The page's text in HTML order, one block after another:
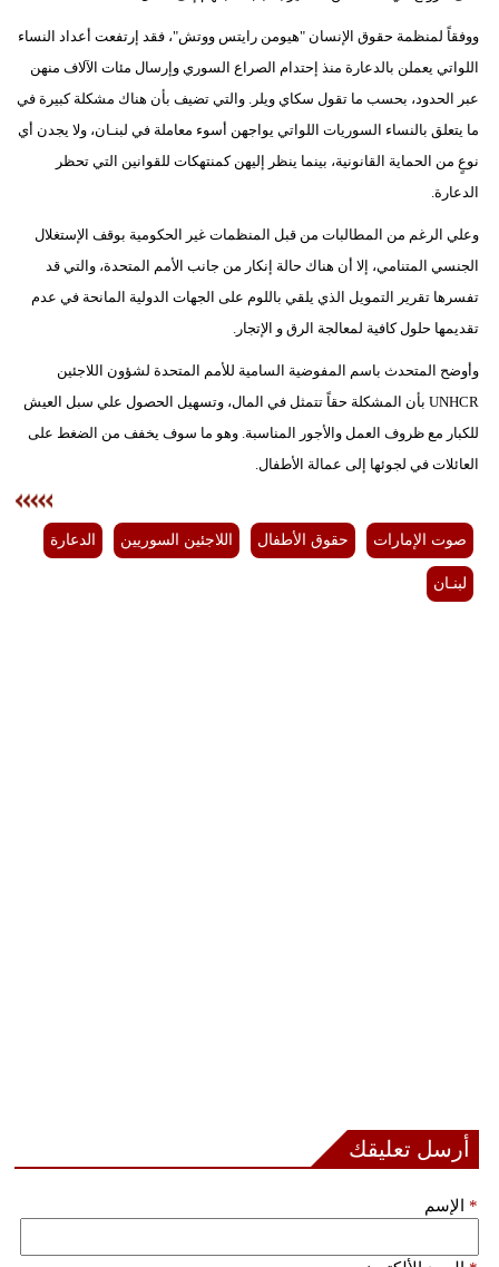
ووفقاً لمنظمة حقوق الإنسان "هيومن رايتس ووتش"، فقد إرتفعت أعداد النساء
اللواتي يعملن بالدعارة منذ إحتدام الصراع السوري وإرسال مئات الآلاف منهن
عبر الحدود، بحسب ما تقول سكاي ويلر. والتي تضيف بأن هناك مشكلة كبيرة في
ما يتعلق بالنساء السوريات اللواتي يواجهن أسوء معاملة في لبنـان، ولا يجدن أي
نوعٍ من الحماية القانونية، بينما ينظر إليهن كمنتهكات للقوانين التي تحظر
الدعارة.
وعلي الرغم من المطالبات من قبل المنظمات غير الحكومية بوقف الإستغلال
الجنسي المتنامي، إلا أن هناك حالة إنكار من جانب الأمم المتحدة، والتي قد
تفسرها تقرير التمويل الذي يلقي باللوم على الجهات الدولية المانحة في عدم
تقديمها حلول كافية لمعالجة الرق و الإتجار.
وأوضح المتحدث باسم المفوضية السامية للأمم المتحدة لشؤون اللاجئين
UNHCR بأن المشكلة حقاً تتمثل في المال، وتسهيل الحصول علي سبل العيش
للكبار مع ظروف العمل والأجور المناسبة. وهو ما سوف يخفف من الضغط على
العائلات في لجوئها إلى عمالة الأطفال.
صوت الإمارات حقوق الأطفال اللاجئين السوريين الدعارة
لبنـان
أرسل تعليقك
الإسم *